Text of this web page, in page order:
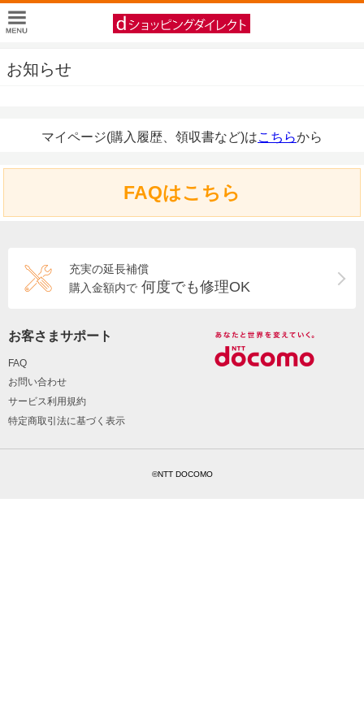
お知らせ
マイページ(購入履歴、領収書など)はこちらから
FAQはこちら
充実の延長補償
購入金額内で 何度でも修理OK
お客さまサポート
FAQ
お問い合わせ
サービス利用規約
特定商取引法に基づく表示
©NTT DOCOMO